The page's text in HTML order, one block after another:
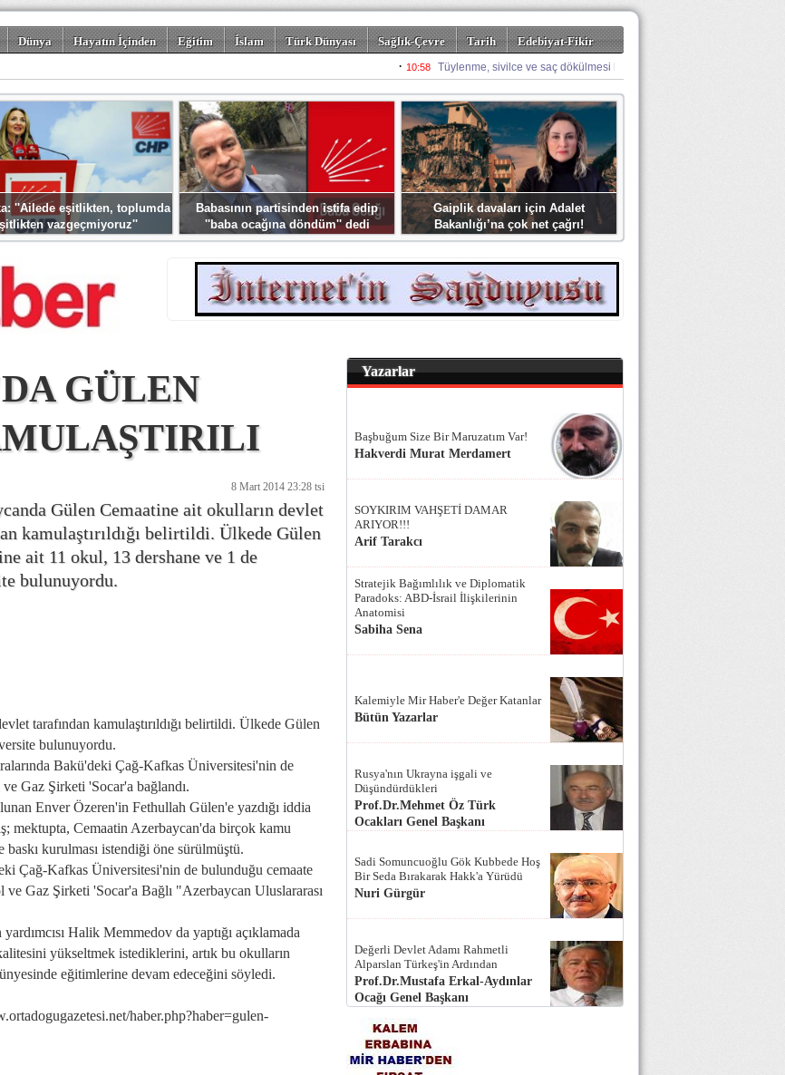
Dünya Hayatın İçinden Eğitim İslam Türk Dünyası Sağlık-Çevre Tarih
Edebiyat-Fikir
''Ailede eşitlikten, toplumda
vazgeçmiyoruz''
Babasının partisinden istifa edip
''baba ocağına döndüm'' dedi
Gaiplik davaları için Adalet
Bakanlığı’na çok net çağrı!
GÜLEN
8 Mart 2014 23:28 tsi
Gülen Cemaatine ait okulların devlet
kamulaştırıldığı belirtildi. Ülkede Gülen
ait 11 okul, 13 dershane ve 1 de
bulunuyordu.
tarafından kamulaştırıldığı belirtildi. Ülkede Gülen
bulunuyordu.
Bakü'deki Çağ-Kafkas Üniversitesi'nin de
Gaz Şirketi 'Socar'a bağlandı.
Enver Özeren'in Fethullah Gülen'e yazdığı iddia
mektupta, Cemaatin Azerbaycan'da birçok kamu
kurulması istendiği öne sürülmüştü.
Çağ-Kafkas Üniversitesi'nin de bulunduğu cemaate
Gaz Şirketi 'Socar'a Bağlı "Azerbaycan Uluslararası
Halik Memmedov da yaptığı açıklamada
yükseltmek istediklerini, artık bu okulların
eğitimlerine devam edeceğini söyledi.
haber.php?haber=gulen-
Yazarlar
Başbuğum Size Bir Maruzatım Var!
Hakverdi Murat Merdamert
SOYKIRIM VAHŞETİ DAMAR
ARIYOR!!!
Arif Tarakcı
Stratejik Bağımlılık ve Diplomatik
Paradoks: ABD-İsrail İlişkilerinin
Anatomisi
Sabiha Sena
Kalemiyle Mir Haber'e Değer Katanlar
Bütün Yazarlar
Rusya'nın Ukrayna işgali ve
Düşündürdükleri
Prof.Dr.Mehmet Öz Türk
Ocakları Genel Başkanı
Sadi Somuncuoğlu Gök Kubbede Hoş
Bir Seda Bırakarak Hakk'a Yürüdü
Nuri Gürgür
Değerli Devlet Adamı Rahmetli
Alparslan Türkeş'in Ardından
Prof.Dr.Mustafa Erkal-Aydınlar
Ocağı Genel Başkanı